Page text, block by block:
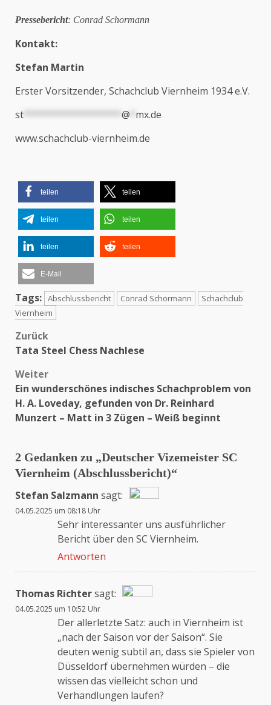
Pressebericht: Conrad Schormann
Kontakt:
Stefan Martin
Erster Vorsitzender, Schachclub Viernheim 1934 e.V.
st
@ mx.de
www.schachclub-viernheim.de
teilen teilen
teilen teilen
teilen teilen
E-Mail
Tags: Abschlussbericht Conrad Schormann
Schachclub
Viernheim
Beitragsnavigation
Zurück
Tata Steel Chess Nachlese
Weiter
Ein wunderschönes indisches Schachproblem von
H. A. Loveday, gefunden von Dr. Reinhard
Munzert – Matt in 3 Zügen – Weiß beginnt
2 Gedanken zu „Deutscher Vizemeister SC
Viernheim (Abschlussbericht)“
Stefan Salzmann sagt:
Das „Echte-Person“-Abzeichen!
Anti-Spam von CleanTalk
04.05.2025 um 08:18 Uhr
Sehr interessanter uns ausführlicher
Bericht über den SC Viernheim.
Antworten
Thomas Richtersagt:
Das „Echte-Person“-Abzeichen!
Anti-Spam von CleanTalk
04.05.2025 um 10:52 Uhr
Der allerletzte Satz: auch in Viernheim ist
„nach der Saison vor der Saison“. Sie
deuten wenig subtil an, dass sie Spieler von
Düsseldorf übernehmen würden – die
wissen das vielleicht schon und
Verhandlungen laufen?